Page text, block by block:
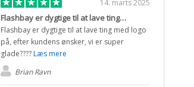
14. marts 2025
Flashbay er dygtige til at lave ting…
Flashbay er dygtige til at lave ting med logo
på, efter kundens ønsker, vi er super
glade????Læs mere
Brian Ravn